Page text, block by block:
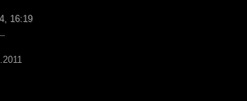
16:19